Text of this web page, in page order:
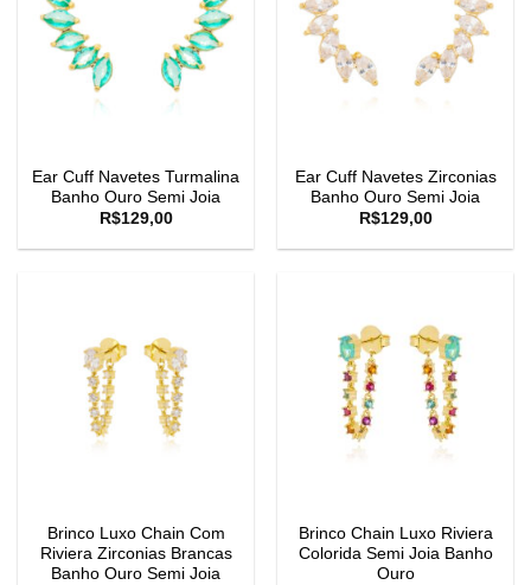
Ear Cuff Navetes Turmalina
Banho Ouro Semi Joia
R$129,00
Ear Cuff Navetes Zirconias
Banho Ouro Semi Joia
R$129,00
Brinco Luxo Chain Com
Riviera Zirconias Brancas
Banho Ouro Semi Joia
Brinco Chain Luxo Riviera
Colorida Semi Joia Banho
Ouro